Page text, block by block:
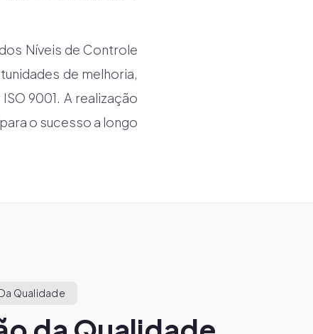
Níveis de Controle
de melhoria,
9001. A realização
o sucesso a longo
Qualidade